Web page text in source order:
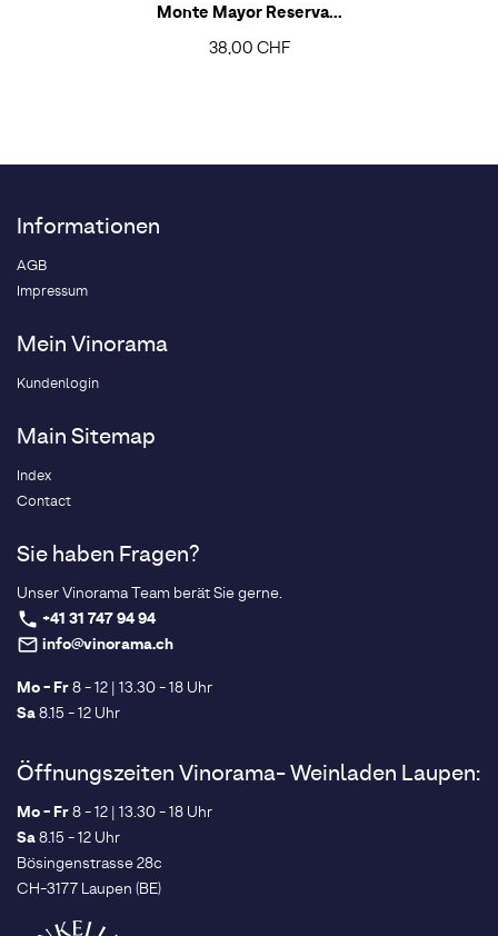
Monte Mayor Reserva...
38,00 CHF
Informationen
AGB
Impressum
Mein Vinorama
Kundenlogin
Main Sitemap
Index
Contact
Sie haben Fragen?
Unser Vinorama Team berät Sie gerne.
phone +41 31 747 94 94
mail_outline info@vinorama.ch
Mo - Fr8 - 12 | 13.30 - 18 Uhr
Sa8.15 - 12 Uhr
Öffnungszeiten Vinorama- Weinladen Laupen:
Mo - Fr8 - 12 | 13.30 - 18 Uhr
Sa8.15 - 12 Uhr
Bösingenstrasse 28c
CH-3177 Laupen (BE)